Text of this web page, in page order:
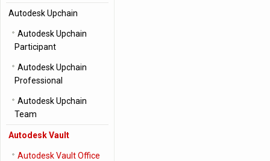
Autodesk Upchain
Autodesk Upchain
Participant
Autodesk Upchain
Professional
Autodesk Upchain
Team
Autodesk Vault
Autodesk Vault Office